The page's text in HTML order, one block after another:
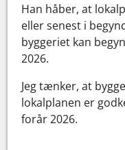
Han håber, at
eller senest i
byggeriet kan
2026.
Jeg tænker, at
lokalplanen er
forår 2026.